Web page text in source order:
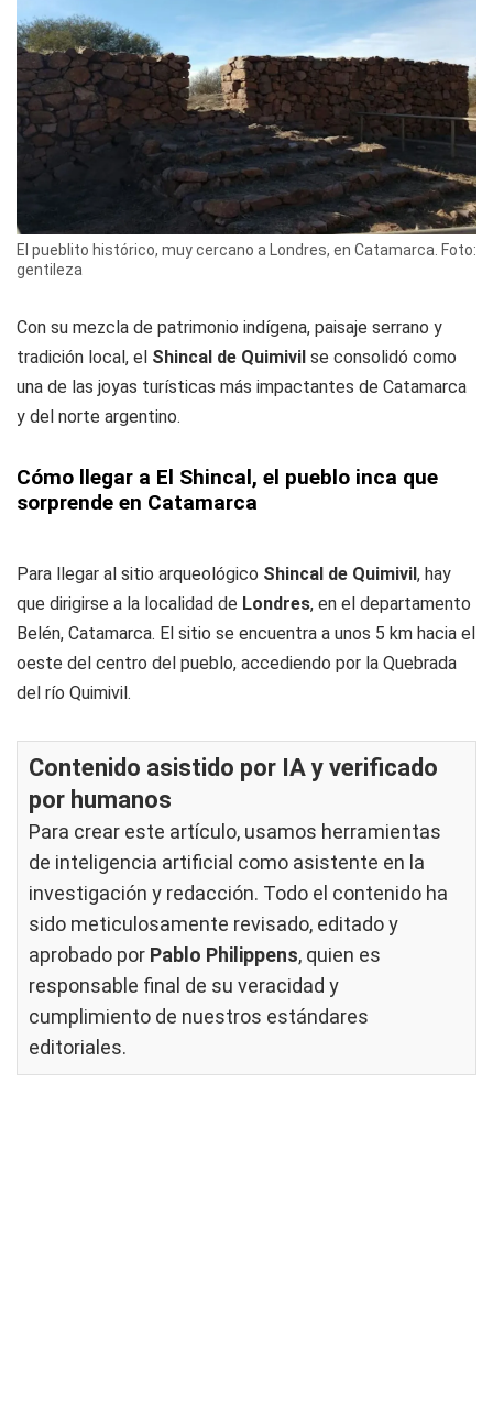
El pueblito histórico, muy cercano a Londres, en Catamarca. Foto:
gentileza
Con su mezcla de patrimonio indígena, paisaje serrano y
tradición local, el Shincal de Quimivil se consolidó como
una de las joyas turísticas más impactantes de Catamarca
y del norte argentino.
Cómo llegar a El Shincal, el pueblo inca que
sorprende en Catamarca
Para llegar al sitio arqueológico Shincal de Quimivil, hay
que dirigirse a la localidad de Londres, en el departamento
Belén, Catamarca. El sitio se encuentra a unos 5 km hacia el
oeste del centro del pueblo, accediendo por la Quebrada
del río Quimivil.
Contenido asistido por IA y verificado
por humanos
Para crear este artículo, usamos herramientas
de inteligencia artificial como asistente en la
investigación y redacción. Todo el contenido ha
sido meticulosamente revisado, editado y
aprobado por Pablo Philippens, quien es
responsable final de su veracidad y
cumplimiento de nuestros estándares
editoriales.